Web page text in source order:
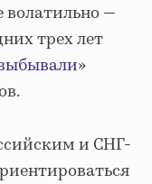
волатильно —
трех лет
»
и СНГ-